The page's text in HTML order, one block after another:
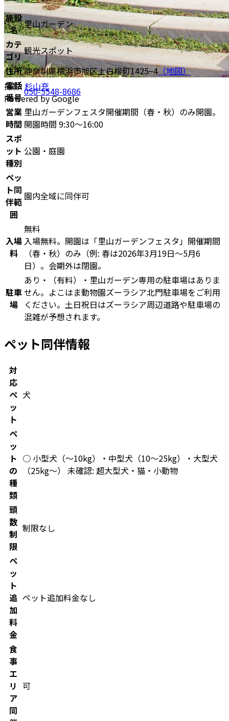
撮影: 杉山充
Powered by Google
施設
名 里山ガーデン
カテ
ゴリ観光スポット
住所神奈川県横浜市旭区上白根町1425−4（地図）
電話
番号050-5548-8686
営業
時間
里山ガーデンフェスタ開催期間（春・秋）のみ開園。
開園時間 9:30〜16:00
スポ
ット
種別
公園・庭園
ペッ
ト同
伴範
囲
園内全域に同伴可
入場
料
無料
入場無料。開園は「里山ガーデンフェスタ」開催期間
（春・秋）のみ（例: 春は2026年3月19日〜5月6
日）。会期外は閉園。
駐車
場
あり・（有料）・里山ガーデン専用の駐車場はありま
せん。よこはま動物園ズーラシア北門駐車場をご利用
ください。土日祝日はズーラシア周辺道路や駐車場の
混雑が予想されます。
ペット同伴情報
対
応
ペ
ッ
ト
犬
ペ
ッ
ト
の
種
類
○ 小型犬（〜10kg）・中型犬（10〜25kg）・大型犬
（25kg〜） 未確認: 超大型犬・猫・小動物
頭
数
制
限
制限なし
ペ
ッ
ト
追
加
料
金
ペット追加料金なし
食
事
エ
リ
ア
同
可